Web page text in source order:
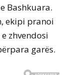
Bashkuara.
ekipi pranoi
zhvendosi
garës.